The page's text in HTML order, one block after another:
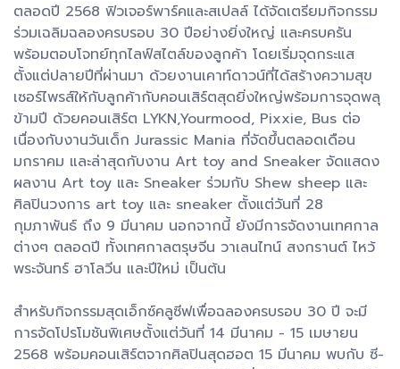
ตลอดปี 2568 ฟิวเจอร์พาร์คและสเปลล์ ได้จัดเตรียมกิจกรรม
ร่วมเฉลิมฉลองครบรอบ 30 ปีอย่างยิ่งใหญ่ และครบครัน
พร้อมตอบโจทย์ทุกไลฟ์สไตล์ของลูกค้า โดยเริ่มจุดกระแส
ตั้งแต่ปลายปีที่ผ่านมา ด้วยงานเคาท์ดาวน์ที่ได้สร้างความสุข
เซอร์ไพรส์ให้กับลูกค้ากับคอนเสิร์ตสุดยิ่งใหญ่พร้อมการจุดพลุ
ข้ามปี ด้วยคอนเสิร์ต LYKN,Yourmood, Pixxie, Bus ต่อ
เนื่องกับงานวันเด็ก Jurassic Mania ที่จัดขึ้นตลอดเดือน
มกราคม และล่าสุดกับงาน Art toy and Sneaker จัดแสดง
ผลงาน Art toy และ Sneaker ร่วมกับ Shew sheep และ
ศิลปินวงการ art toy และ sneaker ตั้งแต่วันที่ 28
กุมภาพันธ์ ถึง 9 มีนาคม นอกจากนี้ ยังมีการจัดงานเทศกาล
ต่างๆ ตลอดปี ทั้งเทศกาลตรุษจีน วาเลนไทน์ สงกรานต์ ไหว้
พระจันทร์ ฮาโลวีน และปีใหม่ เป็นต้น
สำหรับกิจกรรมสุดเอ็กซ์คลูซีฟเพื่อฉลองครบรอบ 30 ปี จะมี
การจัดโปรโมชันพิเศษตั้งแต่วันที่ 14 มีนาคม - 15 เมษายน
2568 พร้อมคอนเสิร์ตจากศิลปินสุดฮอต 15 มีนาคม พบกับ ซี-